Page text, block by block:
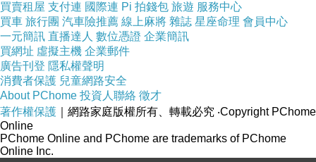
買賣租屋 支付連 國際連 Pi 拍錢包 旅遊 服務中心
買車 旅行團 汽車險推薦 線上麻將 雜誌 星座命理 會員中心
一元簡訊 直播達人 數位憑證 企業簡訊
買網址 虛擬主機 企業郵件
廣告刊登 隱私權聲明
消費者保護 兒童網路安全
About PChome 投資人聯絡 徵才
著作權保護 ｜網路家庭版權所有、轉載必究 ‧Copyright PChome
Online
PChome Online and PChome are trademarks of PChome
Online Inc.